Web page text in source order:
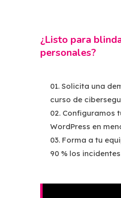
¿Listo para
personales?
Solicita una
curso de
Configuramos
WordPress en
Forma a tu
90 % los